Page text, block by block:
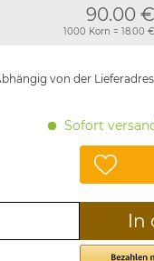
90.00 €
1000 Korn = 18.00 €
von der
Sofort
In